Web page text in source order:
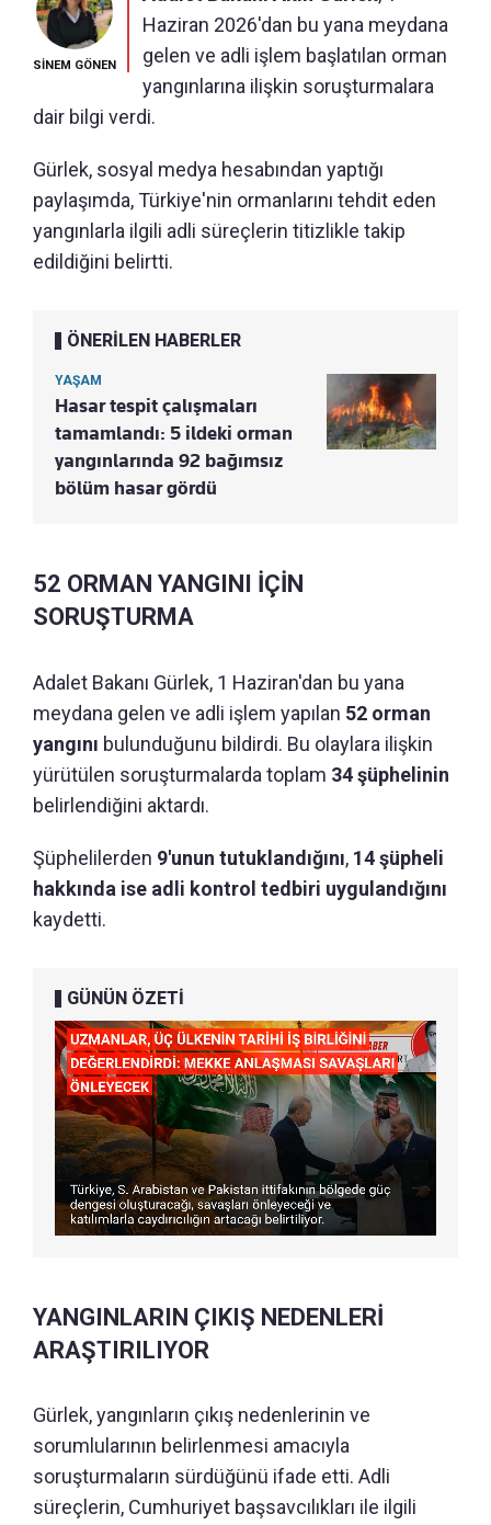
SİNEM GÖNEN
Haziran 2026'dan bu yana meydana
gelen ve adli işlem başlatılan orman
yangınlarına ilişkin soruşturmalara
dair bilgi verdi.
Gürlek, sosyal medya hesabından yaptığı
paylaşımda, Türkiye'nin ormanlarını tehdit eden
yangınlarla ilgili adli süreçlerin titizlikle takip
edildiğini belirtti.
ÖNERİLEN HABERLER
YAŞAM
Hasar tespit çalışmaları
tamamlandı: 5 ildeki orman
yangınlarında 92 bağımsız
bölüm hasar gördü
52 ORMAN YANGINI İÇİN
SORUŞTURMA
Adalet Bakanı Gürlek, 1 Haziran'dan bu yana
meydana gelen ve adli işlem yapılan 52 orman
yangını bulunduğunu bildirdi. Bu olaylara ilişkin
yürütülen soruşturmalarda toplam 34 şüphelinin
belirlendiğini aktardı.
Şüphelilerden 9'unun tutuklandığını, 14 şüpheli
hakkında ise adli kontrol tedbiri uygulandığını
kaydetti.
GÜNÜN ÖZETİ
YANGINLARIN ÇIKIŞ NEDENLERİ
ARAŞTIRILIYOR
Gürlek, yangınların çıkış nedenlerinin ve
sorumlularının belirlenmesi amacıyla
soruşturmaların sürdüğünü ifade etti. Adli
süreçlerin, Cumhuriyet başsavcılıkları ile ilgili